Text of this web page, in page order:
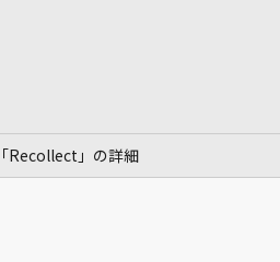
「Recollect」の詳細